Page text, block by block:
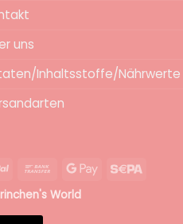
uns
Inhaltsstoffe/Nährwerte
PayPal
Bank
Google
World